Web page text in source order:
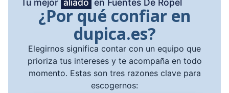
¿Por qué confiar en
dupica.es?
Elegirnos significa contar con un equipo que
prioriza tus intereses y te acompaña en todo
momento. Estas son tres razones clave para
escogernos: